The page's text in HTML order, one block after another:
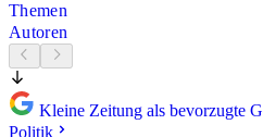
Themen
Autoren
Kleine Zeitung als bevorzugte
Politik